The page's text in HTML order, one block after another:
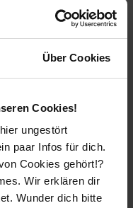
Über Cookies
Cookies!
ungestört
paar Infos für dich.
Cookies gehört!?
Wir erklären dir
Wunder dich bitte
rechnen?
–
GmbH
Wert auf eine
Umgang, daher